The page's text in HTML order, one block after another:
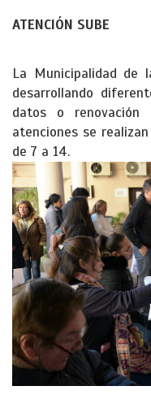
ATENCIÓN SUBE
La Municipalidad de
desarrollando
datos o renovación
atenciones se
de 7 a 14.